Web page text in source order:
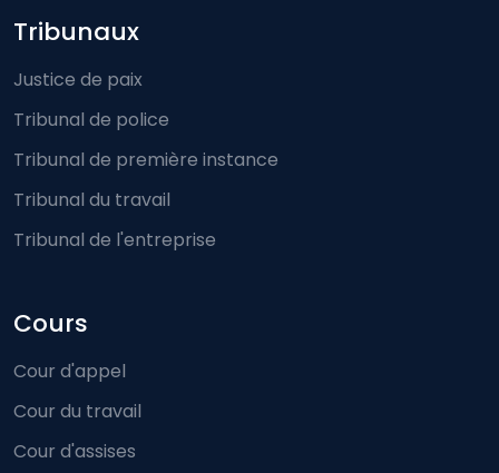
Footer-menu
Tribunaux
Justice de paix
Tribunal de police
Tribunal de première instance
Tribunal du travail
Tribunal de l'entreprise
Cours
Cour d'appel
Cour du travail
Cour d'assises